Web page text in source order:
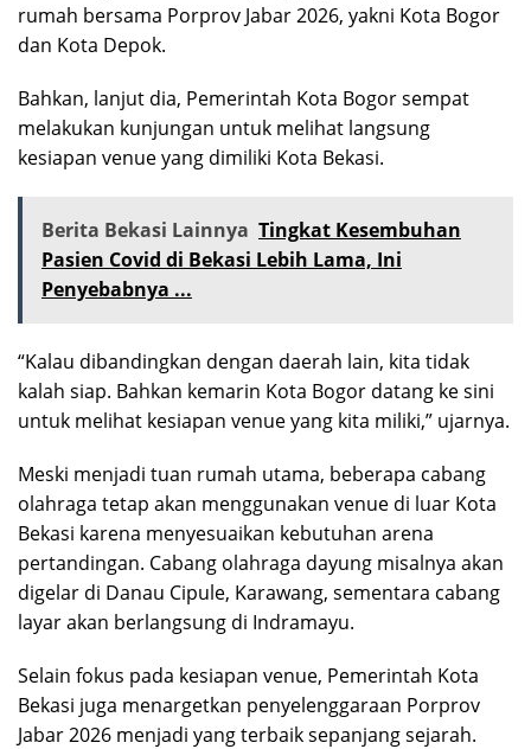
rumah bersama Porprov Jabar 2026, yakni Kota Bogor
dan Kota Depok.
Bahkan, lanjut dia, Pemerintah Kota Bogor sempat
melakukan kunjungan untuk melihat langsung
kesiapan venue yang dimiliki Kota Bekasi.
Berita Bekasi Lainnya Tingkat Kesembuhan
Pasien Covid di Bekasi Lebih Lama, Ini
Penyebabnya ...
“Kalau dibandingkan dengan daerah lain, kita tidak
kalah siap. Bahkan kemarin Kota Bogor datang ke sini
untuk melihat kesiapan venue yang kita miliki,” ujarnya.
Meski menjadi tuan rumah utama, beberapa cabang
olahraga tetap akan menggunakan venue di luar Kota
Bekasi karena menyesuaikan kebutuhan arena
pertandingan. Cabang olahraga dayung misalnya akan
digelar di Danau Cipule, Karawang, sementara cabang
layar akan berlangsung di Indramayu.
Selain fokus pada kesiapan venue, Pemerintah Kota
Bekasi juga menargetkan penyelenggaraan Porprov
Jabar 2026 menjadi yang terbaik sepanjang sejarah.